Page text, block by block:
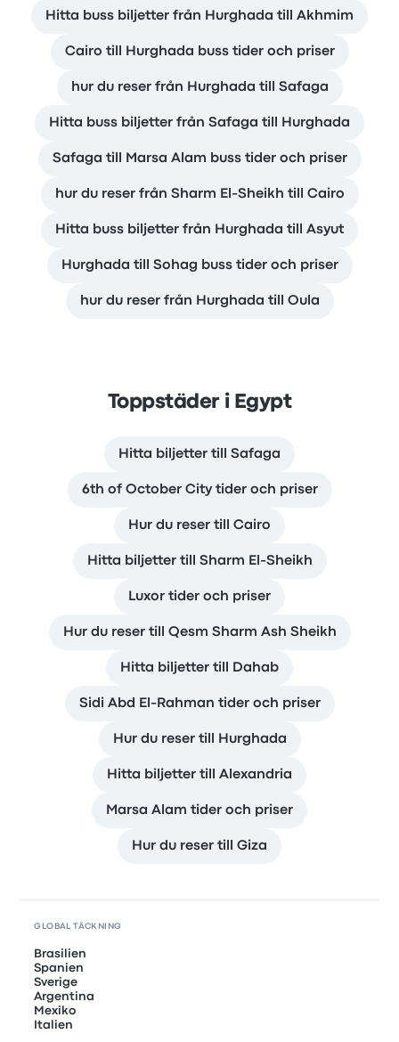
Hitta buss biljetter från Hurghada till Akhmim
Cairo till Hurghada buss tider och priser
hur du reser från Hurghada till Safaga
Hitta buss biljetter från Safaga till Hurghada
Safaga till Marsa Alam buss tider och priser
hur du reser från Sharm El-Sheikh till Cairo
Hitta buss biljetter från Hurghada till Asyut
Hurghada till Sohag buss tider och priser
hur du reser från Hurghada till Oula
Toppstäder i Egypt
Hitta biljetter till Safaga
6th of October City tider och priser
Hur du reser till Cairo
Hitta biljetter till Sharm El-Sheikh
Luxor tider och priser
Hur du reser till Qesm Sharm Ash Sheikh
Hitta biljetter till Dahab
Sidi Abd El-Rahman tider och priser
Hur du reser till Hurghada
Hitta biljetter till Alexandria
Marsa Alam tider och priser
Hur du reser till Giza
GLOBAL TÄCKNING
Brasilien
Spanien
Sverige
Argentina
Mexiko
Italien